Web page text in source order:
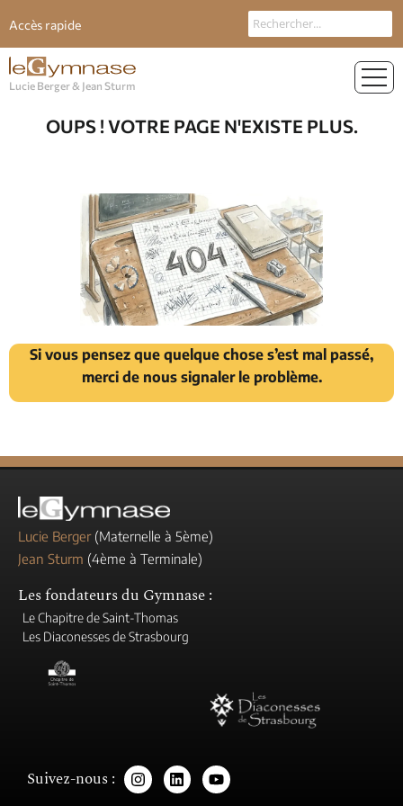
Accès rapide
Lucie Berger & Jean Sturm
OUPS ! VOTRE PAGE N'EXISTE PLUS.
Si vous pensez que quelque chose s’est mal passé,
merci de nous signaler le problème.
Lucie Berger(Maternelle à 5ème)
Jean Sturm (4ème à Terminale)
Les fondateurs du Gymnase :
Le Chapitre de Saint-Thomas
Les Diaconesses de Strasbourg
Suivez-nous :